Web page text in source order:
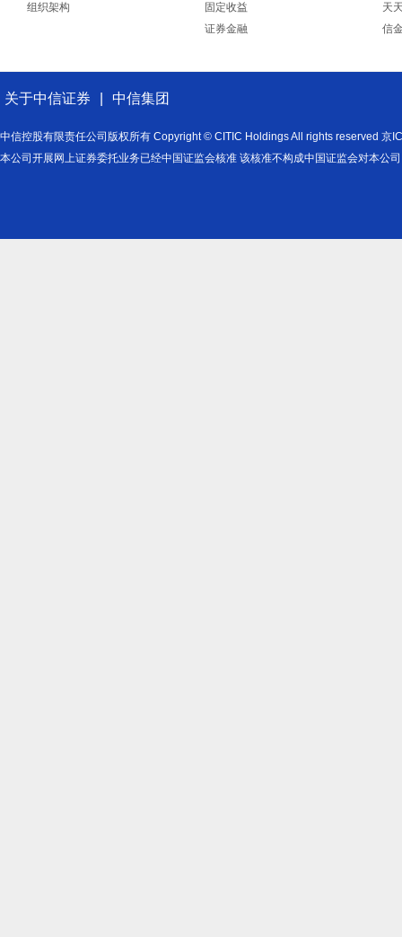
组织架构
固定收益
证券金融
天
信
关于中信证券 中信集团
中信控股有限责任公司版权所有 Copyright © CITIC Holdings All rights reserved 京
本公司开展网上证券委托业务已经中国证监会核准 该核准不构成中国证监会对本公